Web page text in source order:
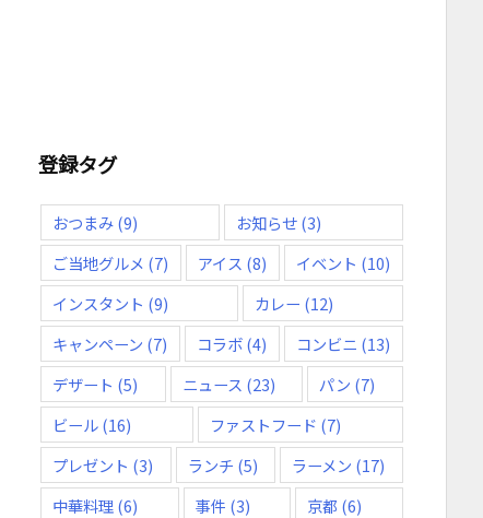
登録タグ
おつまみ(9) お知らせ(3)
ご当地グルメ (7) アイス (8) イベント (10)
インスタント (9) カレー (12)
キャンペーン (7) コラボ(4) コンビニ (13)
デザート (5) ニュース (23) パン (7)
ビール(16) ファストフード (7)
プレゼント (3) ランチ (5) ラーメン (17)
中華料理(6) 事件 (3) 京都 (6)